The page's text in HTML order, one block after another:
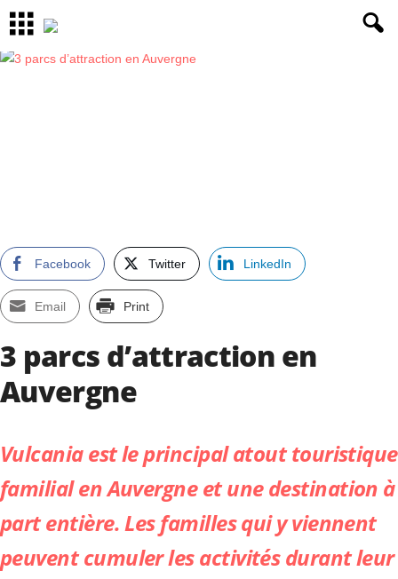
Facebook Twitter LinkedIn
Email Print
3 parcs d’attraction en
Auvergne
Vulcania est le principal atout touristique
familial en Auvergne et une destination à
part entière. Les familles qui y viennent
peuvent cumuler les activités durant leur